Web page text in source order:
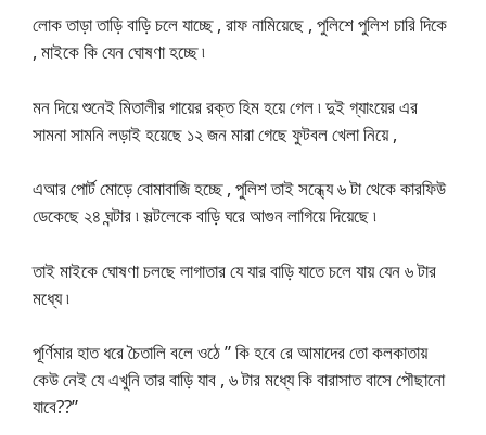
লোক তাড়া তাড়ি বাড়ি চলে যাচ্ছে , রাফ নামিয়েছে , পুলিশে পুলিশ চারি দিকে
, মাইকে কি যেন ঘোষণা হচ্ছে ৷
মন দিয়ে শুনেই মিতালীর গায়ের রক্ত হিম হয়ে গেল ৷ দুই গ্যাংয়ের এর
সামনা সামনি লড়াই হয়েছে ১২ জন মারা গেছে ফুটবল খেলা নিয়ে ,
এআর পোর্ট মোড়ে বোমাবাজি হচ্ছে , পুলিশ তাই সন্ধ্যে ৬ টা থেকে কারফিউ
ডেকেছে ২৪ ঘন্টার ৷ সল্টলেকে বাড়ি ঘরে আগুন লাগিয়ে দিয়েছে ৷
তাই মাইকে ঘোষণা চলছে লাগাতার যে যার বাড়ি যাতে চলে যায় যেন ৬ টার
মধ্যে ৷
পূর্ণিমার হাত ধরে চৈতালি বলে ওঠে ” কি হবে রে আমাদের তো কলকাতায়
কেউ নেই যে এখুনি তার বাড়ি যাব , ৬ টার মধ্যে কি বারাসাত বাসে পৌছানো
যাবে??”